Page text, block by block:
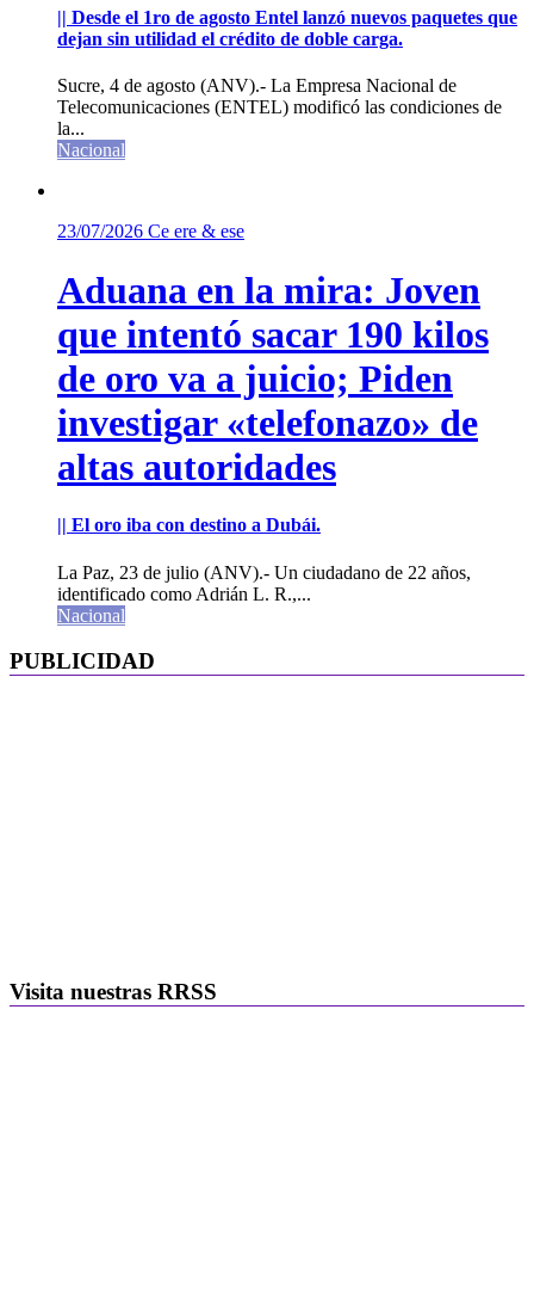
|| Desde el 1ro de agosto Entel lanzó nuevos paquetes que
dejan sin utilidad el crédito de doble carga.
Sucre, 4 de agosto (ANV).- La Empresa Nacional de
Telecomunicaciones (ENTEL) modificó las condiciones de
la...
Nacional
23/07/2026 Ce ere & ese
Aduana en la mira: Joven
que intentó sacar 190 kilos
de oro va a juicio; Piden
investigar «telefonazo» de
altas autoridades
|| El oro iba con destino a Dubái.
La Paz, 23 de julio (ANV).- Un ciudadano de 22 años,
identificado como Adrián L. R.,...
Nacional
PUBLICIDAD
Visita nuestras RRSS